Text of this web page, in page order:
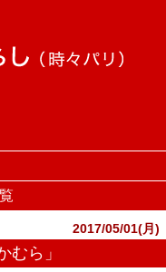
2017/05/01(月)
むら」